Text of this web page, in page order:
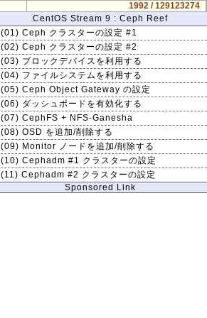
1992 / 129123274
CentOS Stream 9 : Ceph Reef
(01) Ceph クラスターの設定 #1
(02) Ceph クラスターの設定 #2
(03) ブロックデバイスを利用する
(04) ファイルシステムを利用する
(05) Ceph Object Gateway の設定
(06) ダッシュボードを有効化する
(07) CephFS + NFS-Ganesha
(08) OSD を追加/削除する
(09) Monitor ノードを追加/削除する
(10) Cephadm #1 クラスターの設定
(11) Cephadm #2 クラスターの設定
Sponsored Link